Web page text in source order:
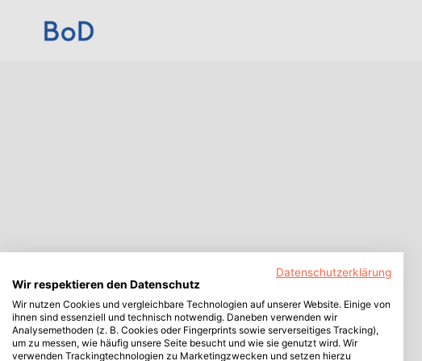
Datenschutzerklärung
Wir respektieren den Datenschutz
Wir nutzen Cookies und vergleichbare Technologien auf unserer Website. Einige von
ihnen sind essenziell und technisch notwendig. Daneben verwenden wir
Analysemethoden (z. B. Cookies oder Fingerprints sowie serverseitiges Tracking),
um zu messen, wie häufig unsere Seite besucht und wie sie genutzt wird. Wir
verwenden Trackingtechnologien zu Marketingzwecken und setzen hierzu